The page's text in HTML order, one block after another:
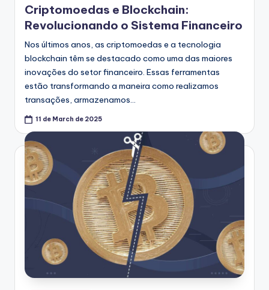
Criptomoedas e Blockchain:
Revolucionando o Sistema Financeiro
Nos últimos anos, as criptomoedas e a tecnologia
blockchain têm se destacado como uma das maiores
inovações do setor financeiro. Essas ferramentas
estão transformando a maneira como realizamos
transações, armazenamos…
11 de March de 2025